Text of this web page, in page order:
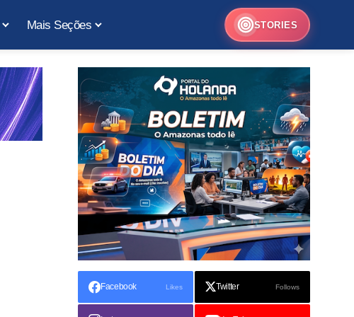
Mais Seções STORIES
Facebook Likes Twitter Follows